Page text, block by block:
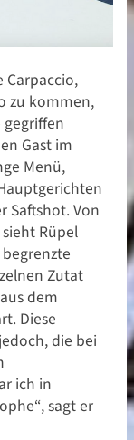
par
Carpaccio,
zu kommen,
gegriffen
Gast im
Menü,
Saftshot. Von
Rüpel
Zutat
dem
Diese
die bei
ich in
sagt er